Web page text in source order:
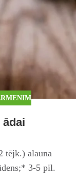
tējk.) alauna
3-5 pil.